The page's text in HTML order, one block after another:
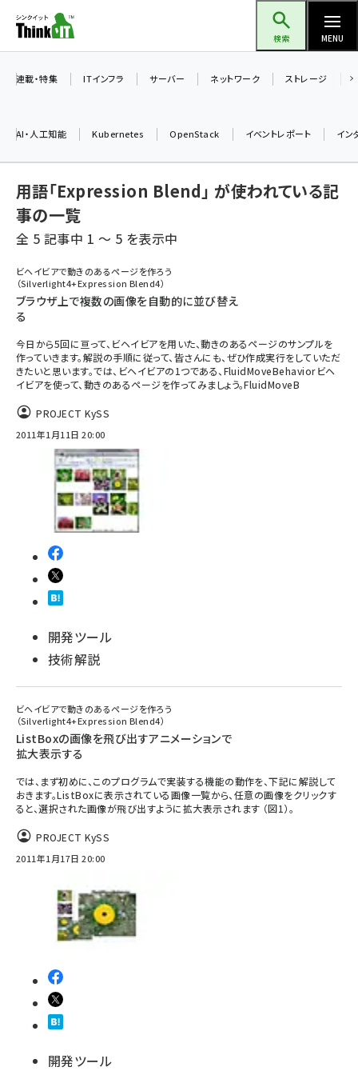
ン
ツ
検索 MENU
加藤銘のチーム貢献～仲間と築いた勝利の絆～ (2314)
iot女子会 (2279)
北海道をのんびり旅する晴山佳須夫のヒント集！ (2034)
drupal (1955)
abc123 (1358)
ai crunch (1353)
連載・特集 ITインフラ サーバー ネットワーク ストレージ
AI・人工知能 Kubernetes OpenStack イベントレポート イン
用語「Expression Blend」 が使われている記
事の一覧
全 5 記事中 1 ～ 5 を表示中
ビヘイビアで動きのあるページを作ろう
（Silverlight4+Expression Blend4）
ブラウザ上で複数の画像を自動的に並び替え
る
今日から5回に亘って、ビヘイビアを用いた、動きのあるページのサンプルを
作っていきます。解説の手順に従って、皆さんにも、ぜひ作成実行をしていただ
きたいと思います。では、ビヘイビアの1つである、FluidMoveBehaviorビヘ
イビアを使って、動きのあるページを作ってみましょう。FluidMoveB
PROJECT KySS
2011年1月11日 20:00
開発ツール
技術解説
ビヘイビアで動きのあるページを作ろう
（Silverlight4+Expression Blend4）
ListBoxの画像を飛び出すアニメーションで
拡大表示する
では、まず初めに、このプログラムで実装する機能の動作を、下記に解説して
おきます。ListBoxに表示されている画像一覧から、任意の画像をクリックす
ると、選択された画像が飛び出すように拡大表示されます （図1）。
PROJECT KySS
2011年1月17日 20:00
開発ツール